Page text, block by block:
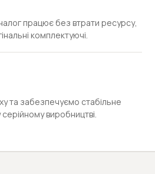
працює без втрати ресурсу,
комплектуючі.
та забезпечуємо стабільне
виробництві.